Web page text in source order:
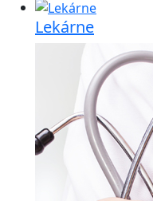
Lekárne